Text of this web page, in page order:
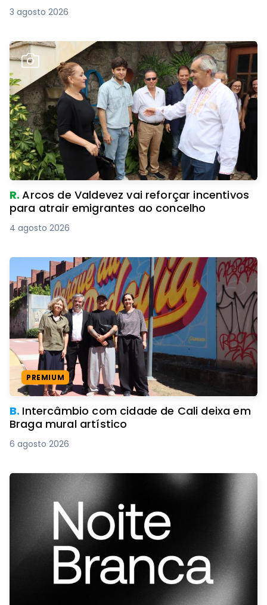
3 agosto 2026
R.Arcos de Valdevez vai reforçar incentivos
para atrair emigrantes ao concelho
4 agosto 2026
PREMIUM
B. Intercâmbio com cidade de Cali deixa em
Braga mural artístico
6 agosto 2026